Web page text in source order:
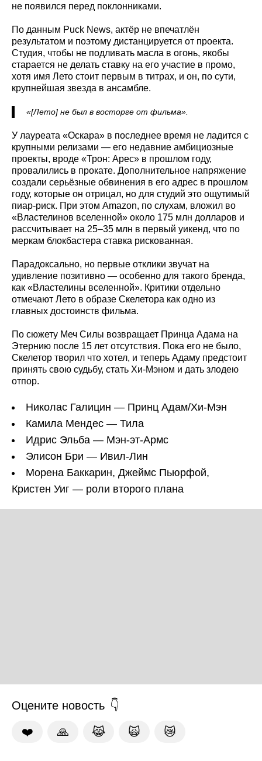
не появился перед поклонниками.
По данным Puck News, актёр не впечатлён
результатом и поэтому дистанцируется от проекта.
Студия, чтобы не подливать масла в огонь, якобы
старается не делать ставку на его участие в промо,
хотя имя Лето стоит первым в титрах, и он, по сути,
крупнейшая звезда в ансамбле.
«[Лето] не был в восторге от фильма».
У лауреата «Оскара» в последнее время не ладится с
крупными релизами — его недавние амбициозные
проекты, вроде «Трон: Арес» в прошлом году,
провалились в прокате. Дополнительное напряжение
создали серьёзные обвинения в его адрес в прошлом
году, которые он отрицал, но для студий это ощутимый
пиар‑риск. При этом Amazon, по слухам, вложил во
«Властелинов вселенной» около 175 млн долларов и
рассчитывает на 25–35 млн в первый уикенд, что по
меркам блокбастера ставка рискованная.
Парадоксально, но первые отклики звучат на
удивление позитивно — особенно для такого бренда,
как «Властелины вселенной». Критики отдельно
отмечают Лето в образе Скелетора как одно из
главных достоинств фильма.
По сюжету Меч Силы возвращает Принца Адама на
Этернию после 15 лет отсутствия. Пока его не было,
Скелетор творил что хотел, и теперь Адаму предстоит
принять свою судьбу, стать Хи‑Мэном и дать злодею
отпор.
Николас Галицин — Принц Адам/Хи‑Мэн
Камила Мендес — Тила
Идрис Эльба — Мэн‑эт‑Армс
Элисон Бри — Ивил‑Лин
Морена Баккарин, Джеймс Пьюрфой,
Кристен Уиг — роли второго плана
Оцените новость
❤️ 🙏 😹 🙀 😿